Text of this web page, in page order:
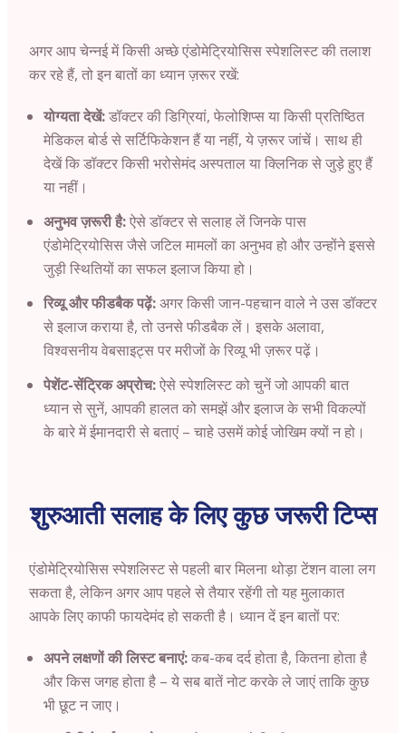
अगर आपचेन्नईमें किसी अच्छे एंडोमेट्रियोसिस स्पेशलिस्ट की तलाश
कर रहे हैं, तो इन बातों का ध्यान ज़रूर रखें:
योग्यता देखें:डॉक्टर की डिग्रियां, फेलोशिप्स या किसी प्रतिष्ठित
मेडिकल बोर्ड से सर्टिफिकेशन हैं या नहीं, ये ज़रूर जांचें। साथ ही
देखें कि डॉक्टर किसी भरोसेमंद अस्पताल या क्लिनिक से जुड़े हुए हैं
या नहीं।
अनुभव ज़रूरी है:ऐसे डॉक्टर से सलाह लें जिनके पास
एंडोमेट्रियोसिस जैसे जटिल मामलों का अनुभव हो और उन्होंने इससे
जुड़ी स्थितियों का सफल इलाज किया हो।
रिव्यू और फीडबैक पढ़ें:अगर किसी जान-पहचान वाले ने उस डॉक्टर
से इलाज कराया है, तो उनसे फीडबैक लें। इसके अलावा,
विश्वसनीय वेबसाइट्स पर मरीजों के रिव्यू भी ज़रूर पढ़ें।
पेशेंट-सेंट्रिक अप्रोच:ऐसे स्पेशलिस्ट को चुनें जो आपकी बात
ध्यान से सुनें, आपकी हालत को समझें और इलाज के सभी विकल्पों
के बारे में ईमानदारी से बताएं – चाहे उसमें कोई जोखिम क्यों न हो।
शुरुआती सलाह के लिए कुछ जरूरी टिप्स
एंडोमेट्रियोसिस स्पेशलिस्ट से पहली बार मिलना थोड़ा टेंशन वाला लग
सकता है, लेकिन अगर आप पहले से तैयार रहेंगी तो यह मुलाकात
आपके लिए काफी फायदेमंद हो सकती है। ध्यान दें इन बातों पर:
अपने लक्षणों की लिस्ट बनाएं:कब-कब दर्द होता है, कितना होता है
और किस जगह होता है – ये सब बातें नोट करके ले जाएं ताकि कुछ
भी छूट न जाए।